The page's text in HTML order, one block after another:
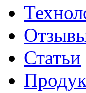
Статьи